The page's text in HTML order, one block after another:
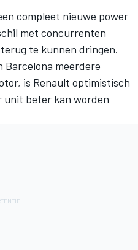
compleet nieuwe power
met concurrenten
te kunnen dringen.
Barcelona meerdere
is Renault optimistisch
unit beter kan worden